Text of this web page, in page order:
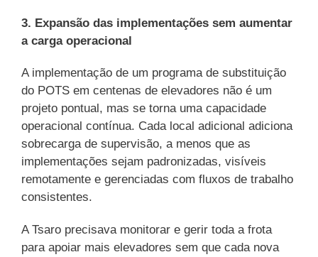
3. Expansão das implementações sem aumentar
a carga operacional
A implementação de um programa de substituição
do POTS em centenas de elevadores não é um
projeto pontual, mas se torna uma capacidade
operacional contínua. Cada local adicional adiciona
sobrecarga de supervisão, a menos que as
implementações sejam padronizadas, visíveis
remotamente e gerenciadas com fluxos de trabalho
consistentes.
A Tsaro precisava monitorar e gerir toda a frota
para apoiar mais elevadores sem que cada nova